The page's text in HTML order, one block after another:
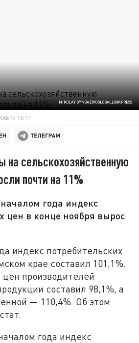
NIKOLAY GYNGAZOV/GLOBALLOOKPRESS
15:11
на сельскохозяйственную
почти на 11%
года индекс
цен в конце ноября вырос
индекс потребительских
крае составил 101,1%.
производителей
составил 98,1%, а
— 110,4%. Об этом
года индекс